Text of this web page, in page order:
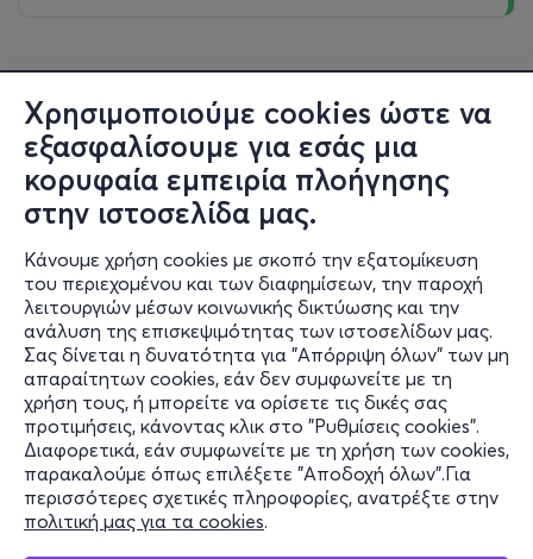
Χρησιμοποιούμε cookies ώστε να
εξασφαλίσουμε για εσάς μια
κορυφαία εμπειρία πλοήγησης
στην ιστοσελίδα μας.
Κάνουμε χρήση cookies με σκοπό την εξατομίκευση
του περιεχομένου και των διαφημίσεων, την παροχή
λειτουργιών μέσων κοινωνικής δικτύωσης και την
ανάλυση της επισκεψιμότητας των ιστοσελίδων μας.
Σας δίνεται η δυνατότητα για "Απόρριψη όλων" των μη
απαραίτητων cookies, εάν δεν συμφωνείτε με τη
χρήση τους, ή μπορείτε να ορίσετε τις δικές σας
προτιμήσεις, κάνοντας κλικ στο "Ρυθμίσεις cookies".
Διαφορετικά, εάν συμφωνείτε με τη χρήση των cookies,
παρακαλούμε όπως επιλέξετε "Αποδοχή όλων".Για
περισσότερες σχετικές πληροφορίες, ανατρέξτε στην
πολιτική μας για τα cookies.
Πληροφορίες
Υποστήριξη
Stay Connected